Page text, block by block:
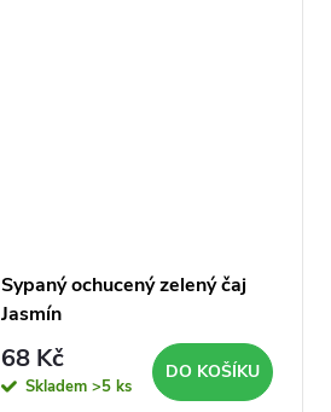
Sypaný ochucený zelený čaj
Jasmín
68 Kč
Skladem >5 ks
DO KOŠÍKU